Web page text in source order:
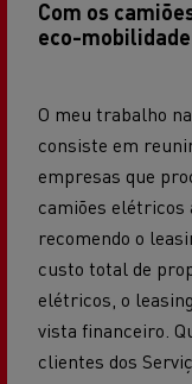
Com os
eco-mobilidade
O meu trabalho
consiste em
empresas que
camiões elétricos
recomendo o
custo total de
elétricos, o
vista financeiro.
clientes dos